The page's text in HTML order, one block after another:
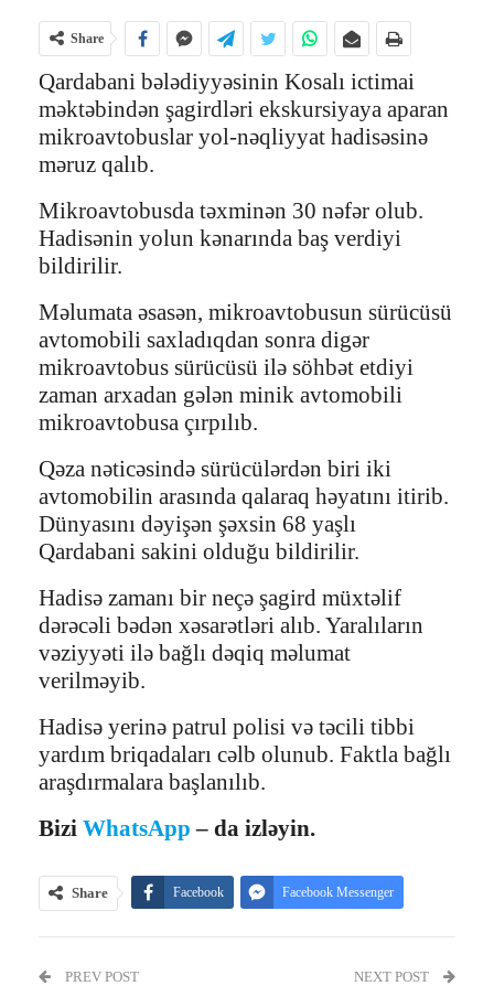
Share
Qardabani bələdiyyəsinin Kosalı ictimai
məktəbindən şagirdləri ekskursiyaya aparan
mikroavtobuslar yol-nəqliyyat hadisəsinə
məruz qalıb.
Mikroavtobusda təxminən 30 nəfər olub.
Hadisənin yolun kənarında baş verdiyi
bildirilir.
Məlumata əsasən, mikroavtobusun sürücüsü
avtomobili saxladıqdan sonra digər
mikroavtobus sürücüsü ilə söhbət etdiyi
zaman arxadan gələn minik avtomobili
mikroavtobusa çırpılıb.
Qəza nəticəsində sürücülərdən biri iki
avtomobilin arasında qalaraq həyatını itirib.
Dünyasını dəyişən şəxsin 68 yaşlı
Qardabani sakini olduğu bildirilir.
Hadisə zamanı bir neçə şagird müxtəlif
dərəcəli bədən xəsarətləri alıb. Yaralıların
vəziyyəti ilə bağlı dəqiq məlumat
verilməyib.
Hadisə yerinə patrul polisi və təcili tibbi
yardım briqadaları cəlb olunub. Faktla bağlı
araşdırmalara başlanılıb.
Bizi WhatsApp – da izləyin.
Share Facebook Facebook Messenger
Email
PREV POST NEXT POST